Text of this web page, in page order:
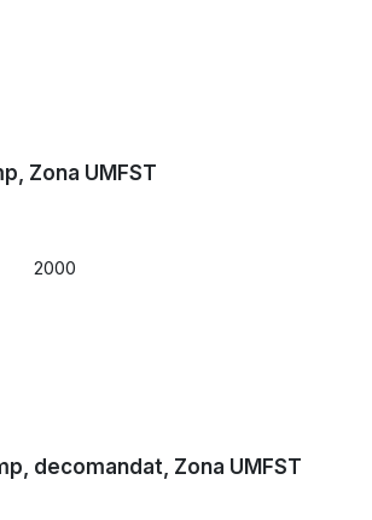
Zona UMFST
2000
decomandat, Zona UMFST